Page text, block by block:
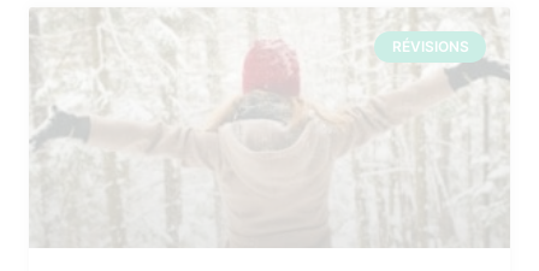
RÉVISIONS